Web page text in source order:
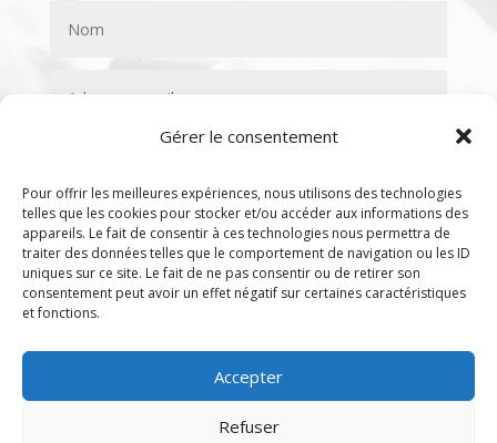
Gérer le consentement
Pour offrir les meilleures expériences, nous utilisons des technologies
telles que les cookies pour stocker et/ou accéder aux informations des
appareils. Le fait de consentir à ces technologies nous permettra de
traiter des données telles que le comportement de navigation ou les ID
uniques sur ce site. Le fait de ne pas consentir ou de retirer son
consentement peut avoir un effet négatif sur certaines caractéristiques
et fonctions.
Accepter
Refuser
= Envoyer